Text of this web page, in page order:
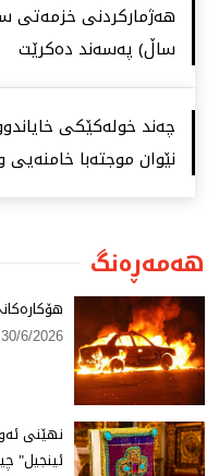
هەژماركردنی خزمەتی
ساڵ) پەسەند دەكرێت
چەند خولەكێكی
نێوان موجتەبا
هەمەڕەنگ
30/6/2026
نهێنی
ئینجیل"